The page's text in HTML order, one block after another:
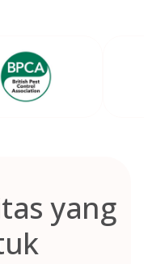
yang